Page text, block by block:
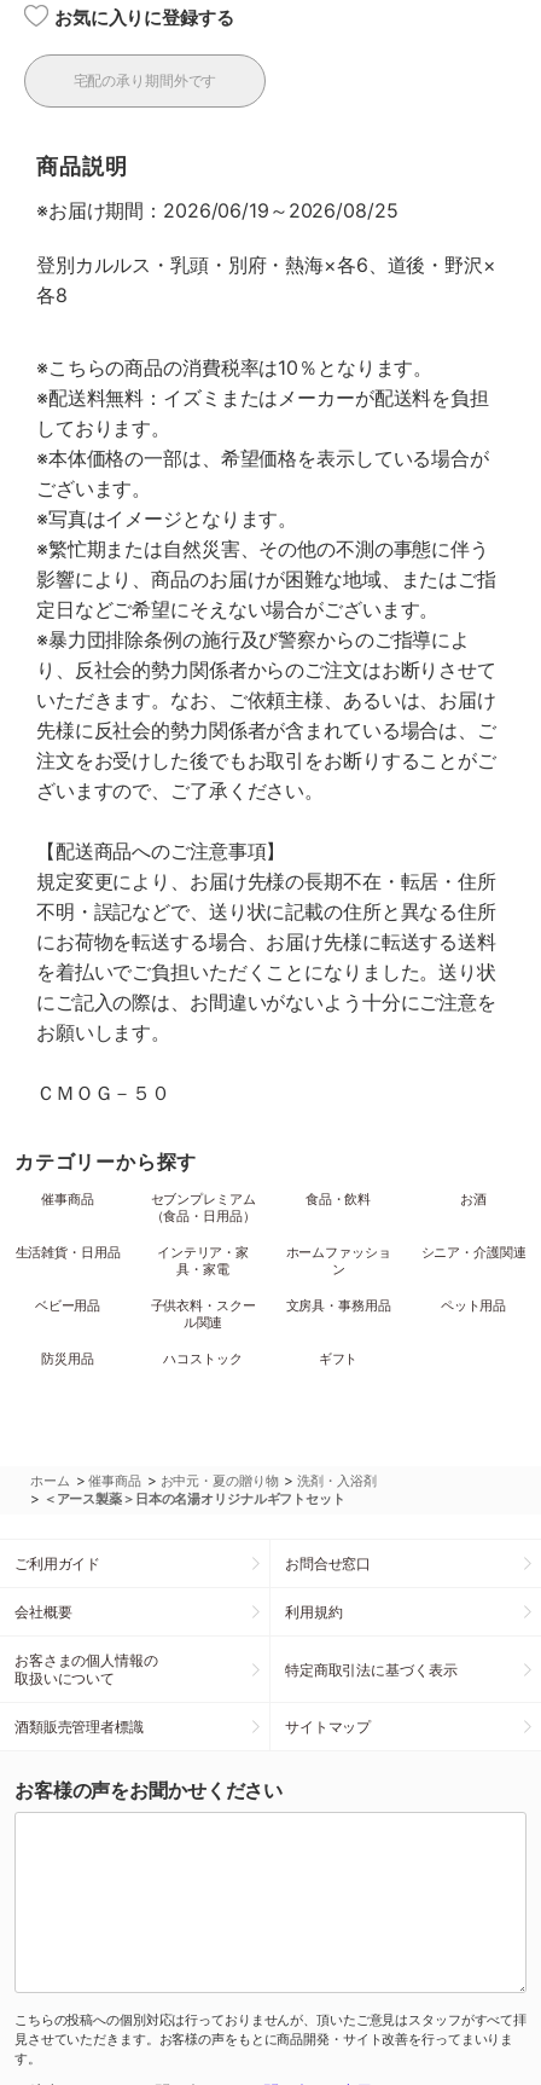
お気に入りに登録する
宅配の承り期間外です
商品説明
※お届け期間：2026/06/19～2026/08/25
登別カルルス・乳頭・別府・熱海×各6、道後・野沢×
各8
※こちらの商品の消費税率は10％となります。
※配送料無料：イズミまたはメーカーが配送料を負担
しております。
※本体価格の一部は、希望価格を表示している場合が
ございます。
※写真はイメージとなります。
※繁忙期または自然災害、その他の不測の事態に伴う
影響により、商品のお届けが困難な地域、またはご指
定日などご希望にそえない場合がございます。
※暴力団排除条例の施行及び警察からのご指導によ
り、反社会的勢力関係者からのご注文はお断りさせて
いただきます。なお、ご依頼主様、あるいは、お届け
先様に反社会的勢力関係者が含まれている場合は、ご
注文をお受けした後でもお取引をお断りすることがご
ざいますので、ご了承ください。
【配送商品へのご注意事項】
規定変更により、お届け先様の長期不在・転居・住所
不明・誤記などで、送り状に記載の住所と異なる住所
にお荷物を転送する場合、お届け先様に転送する送料
を着払いでご負担いただくことになりました。送り状
にご記入の際は、お間違いがないよう十分にご注意を
お願いします。
ＣＭＯＧ－５０
カテゴリーから探す
催事商品
セブンプレミアム
（食品・日用品）
食品・飲料 お酒
生活雑貨・日用品
インテリア・家
具・家電
ホームファッショ
ン
シニア・介護関連
ベビー用品
子供衣料・スクー
ル関連
文房具・事務用品 ペット用品
防災用品 ハコストック ギフト
ホーム >催事商品 > お中元・夏の贈り物 >洗剤・入浴剤
> ＜アース製薬＞日本の名湯オリジナルギフトセット
ご利用ガイド お問合せ窓口
会社概要 利用規約
お客さまの個人情報の
取扱いについて
特定商取引法に基づく表示
酒類販売管理者標識 サイトマップ
お客様の声をお聞かせください
こちらの投稿への個別対応は行っておりませんが、頂いたご意見はスタッフがすべて拝
見させていただきます。お客様の声をもとに商品開発・サイト改善を行ってまいりま
す。